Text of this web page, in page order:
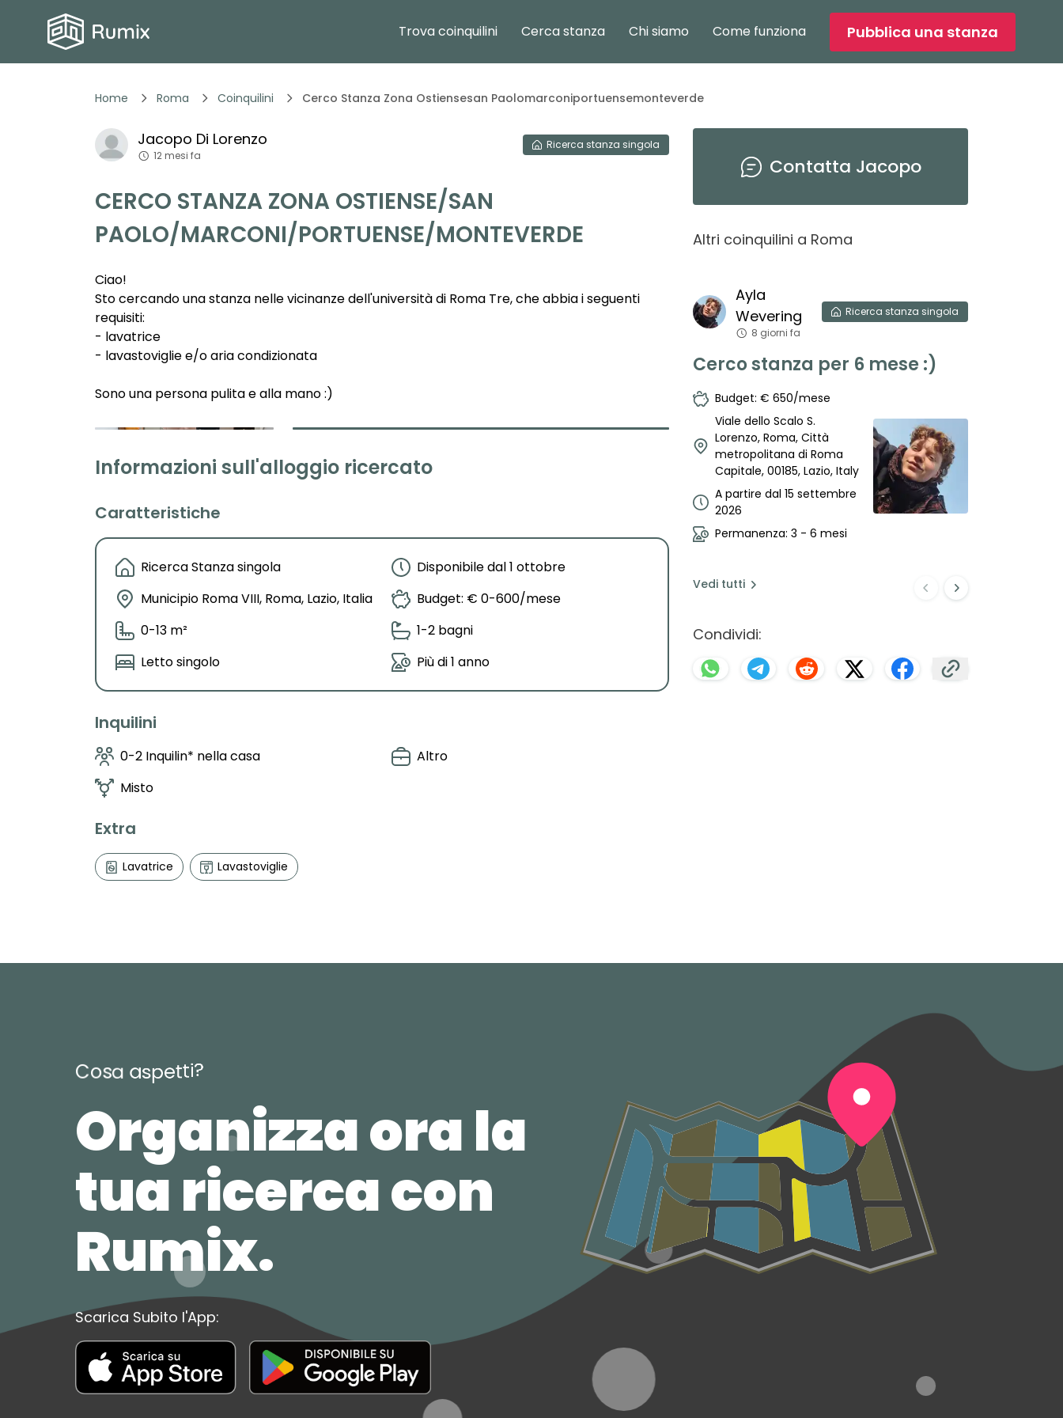
Trova coinquilini Cerca stanza Chi siamo Come funziona Pubblica una stanza
Home Roma Coinquilini Cerco Stanza Zona Ostiensesan Paolomarconiportuensemonteverde
Jacopo Di Lorenzo
12 mesi fa
Ricerca stanza singola
CERCO STANZA ZONA OSTIENSE/SAN
PAOLO/MARCONI/PORTUENSE/MONTEVERDE
Ciao!
Sto cercando una stanza nelle vicinanze dell'università di Roma Tre, che abbia i seguenti
requisiti:
- lavatrice
- lavastoviglie e/o aria condizionata
Sono una persona pulita e alla mano :)
Informazioni sull'alloggio ricercato
Caratteristiche
Ricerca Stanza singola
Disponibile dal 1 ottobre
Municipio Roma VIII, Roma, Lazio, Italia
Budget: € 0-600/mese
0-13 m²
1-2 bagni
Letto singolo
Più di 1 anno
Inquilini
0-2 Inquilin* nella casa
Altro
Misto
Extra
Lavatrice Lavastoviglie
Contatta Jacopo
Altri coinquilini a Roma
Ayla
Wevering
8 giorni fa
Ricerca stanza singola
Cerco stanza per 6 mese :)
Budget: € 650/mese
Viale dello Scalo S.
Lorenzo, Roma, Città
metropolitana di Roma
Capitale, 00185, Lazio, Italy
A partire dal 15 settembre
2026
Permanenza: 3 - 6 mesi
Vedi tutti
Condividi:
Cosa aspetti?
Organizza ora la
tua ricerca con
Rumix.
Scarica Subito l'App: